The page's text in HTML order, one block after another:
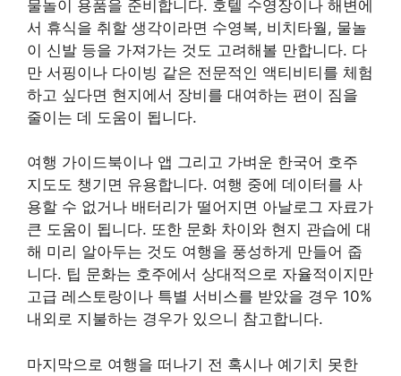
물놀이 용품을 준비합니다. 호텔 수영장이나 해변에
서 휴식을 취할 생각이라면 수영복, 비치타월, 물놀
이 신발 등을 가져가는 것도 고려해볼 만합니다. 다
만 서핑이나 다이빙 같은 전문적인 액티비티를 체험
하고 싶다면 현지에서 장비를 대여하는 편이 짐을
줄이는 데 도움이 됩니다.
여행 가이드북이나 앱 그리고 가벼운 한국어 호주
지도도 챙기면 유용합니다. 여행 중에 데이터를 사
용할 수 없거나 배터리가 떨어지면 아날로그 자료가
큰 도움이 됩니다. 또한 문화 차이와 현지 관습에 대
해 미리 알아두는 것도 여행을 풍성하게 만들어 줍
니다. 팁 문화는 호주에서 상대적으로 자율적이지만
고급 레스토랑이나 특별 서비스를 받았을 경우 10%
내외로 지불하는 경우가 있으니 참고합니다.
마지막으로 여행을 떠나기 전 혹시나 예기치 못한